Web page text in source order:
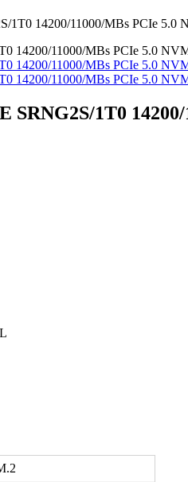
14200/11000/MBs PCIe 5.0
1T0